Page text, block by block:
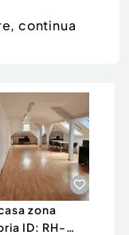
continua
zona
ID: RH-